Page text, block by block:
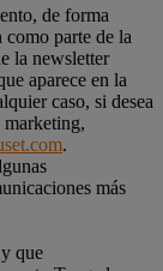
de forma
como parte de la
la newsletter
aparece en la
caso, si desea
marketing,
.
más
que